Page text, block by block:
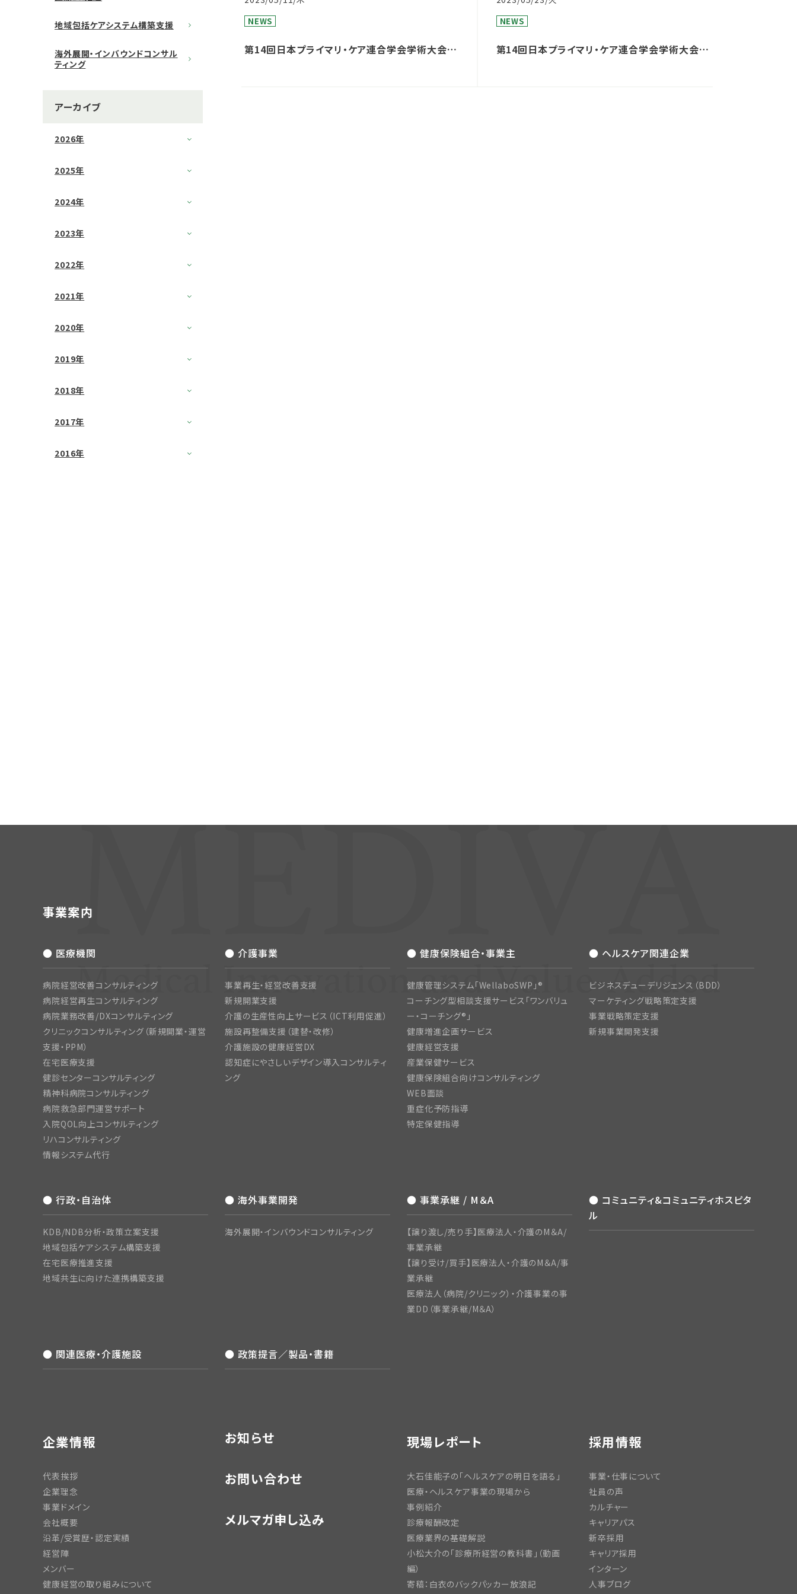
地域包括ケアシステム構築支援
海外展開・インバウンドコンサル
ティング
アーカイブ
2026年
2025年
2024年
2023年
2022年
2021年
2020年
2019年
2018年
2017年
2016年
NEWS
第14回日本プライマリ・ケア連合学会学術大会シ
NEWS
第14回日本プライマリ・ケア連合学会学術大会に
事業案内
● 医療機関
病院経営改善コンサルティング
病院経営再生コンサルティング
病院業務改善/DXコンサルティング
クリニックコンサルティング（新規開業・運営
支援・PPM）
在宅医療支援
健診センターコンサルティング
精神科病院コンサルティング
病院救急部門運営サポート
入院QOL向上コンサルティング
リハコンサルティング
情報システム代行
● 介護事業
事業再生・経営改善支援
新規開業支援
介護の生産性向上サービス（ICT利用促進）
施設再整備支援（建替・改修）
介護施設の健康経営DX
認知症にやさしいデザイン導入コンサルティ
ング
● 健康保険組合・事業主
健康管理システム「WellaboSWP」®
コーチング型相談支援サービス「ワンバリュ
ー・コーチング®」
健康増進企画サービス
健康経営支援
産業保健サービス
健康保険組合向けコンサルティング
WEB面談
重症化予防指導
特定保健指導
● ヘルスケア関連企業
ビジネスデューデリジェンス（BDD）
マーケティング戦略策定支援
事業戦略策定支援
新規事業開発支援
● 行政・自治体
KDB/NDB分析・政策立案支援
地域包括ケアシステム構築支援
在宅医療推進支援
地域共生に向けた連携構築支援
● 海外事業開発
海外展開・インバウンドコンサルティング
● 事業承継 / M＆A
【譲り渡し/売り手】医療法人・介護のM＆A/
事業承継
【譲り受け/買手】医療法人・介護のM＆A/事
業承継
医療法人（病院/クリニック）・介護事業の事
業DD（事業承継/M＆A）
● コミュニティ&コミュニティホスピタ
ル
● 関連医療・介護施設 ● 政策提言／製品・書籍
企業情報
代表挨拶
企業理念
事業ドメイン
会社概要
沿革/受賞歴・認定実績
経営陣
メンバー
健康経営の取り組みについて
お知らせ
お問い合わせ
メルマガ申し込み
現場レポート
大石佳能子の「ヘルスケアの明日を語る」
医療・ヘルスケア事業の現場から
事例紹介
診療報酬改定
医療業界の基礎解説
小松大介の「診療所経営の教科書」（動画
編）
寄稿：白衣のバックパッカー放浪記
採用情報
事業・仕事について
社員の声
カルチャー
キャリアパス
新卒採用
キャリア採用
インターン
人事ブログ